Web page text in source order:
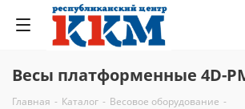
Весы платформенные 4D-
Главная - Каталог - Весовое оборудование -